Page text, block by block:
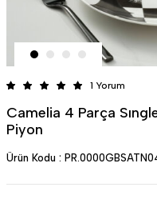
1 Yorum
Camelia 4 Parça
Piyon
Ürün Kodu :